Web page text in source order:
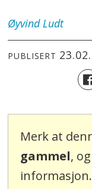
Øyvind Ludt
PUBLISERT
Merk at
gammel,
informasjon.